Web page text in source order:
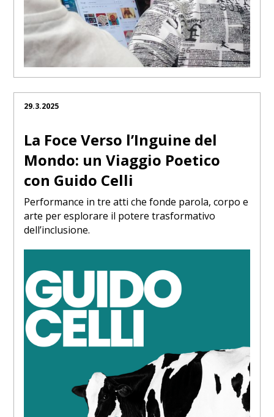
29.3.2025
La Foce Verso l’Inguine del
Mondo: un Viaggio Poetico
con Guido Celli
Performance in tre atti che fonde parola, corpo e
arte per esplorare il potere trasformativo
dell’inclusione.